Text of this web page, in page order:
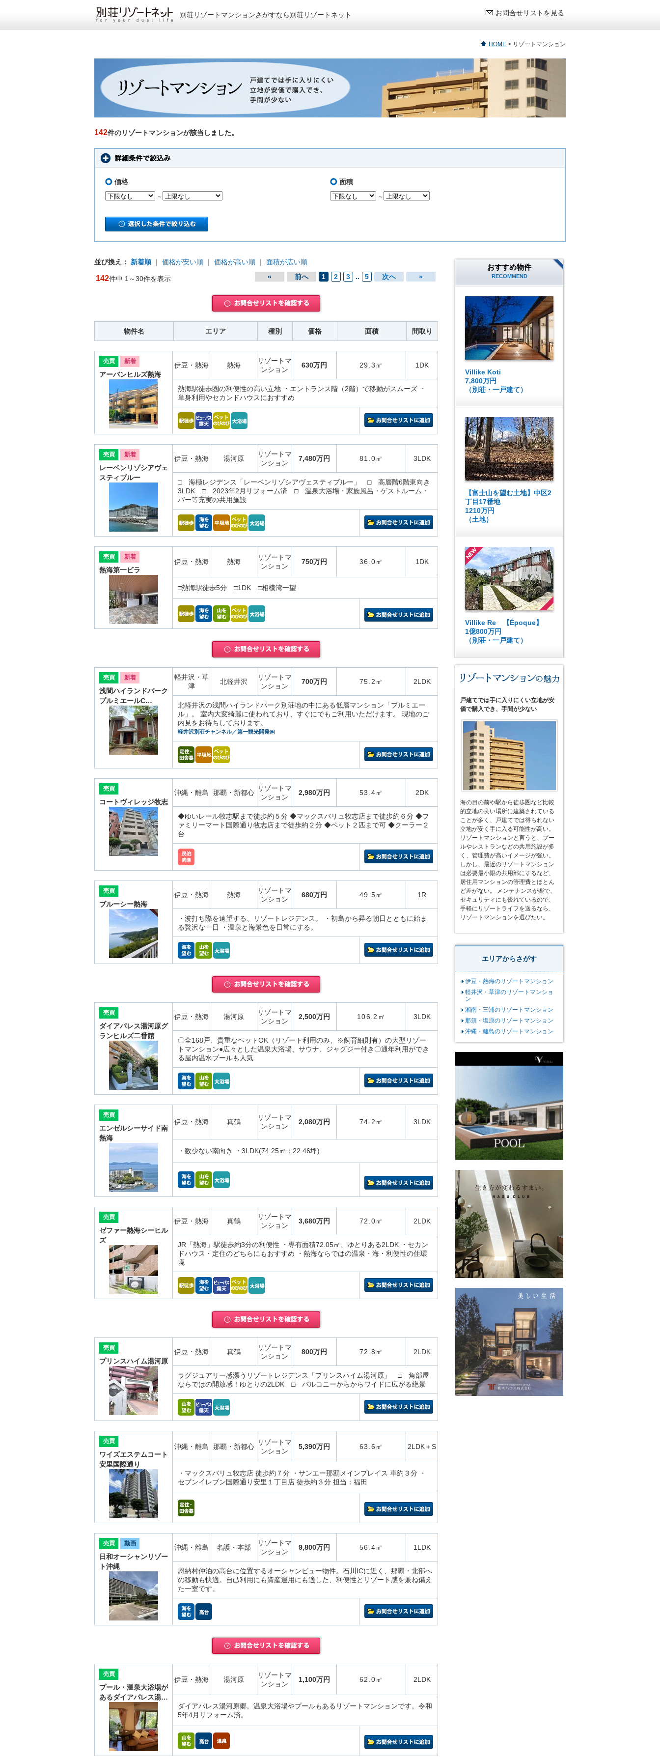
別荘リゾートマンションさがすなら別荘リゾートネット お問合せリストを見る
HOME > リゾートマンション
142件のリゾートマンションが該当しました。
価格
～
面積
～
並び換え： 新着順 ｜ 価格が安い順 ｜ 価格が高い順 ｜ 面積が広い順
142件中 1～30件を表示 « 前へ 1 2 3 .. 5 次へ »
物件名 エリア 種別 価格 面積 間取り
売買 新着
アーバンヒルズ熱海
伊豆・熱海 熱海
リゾートマ
ンション
630万円 29.3㎡ 1DK
熱海駅徒歩圏の利便性の高い立地 ・エントランス階（2階）で移動がスムーズ ・
単身利用やセカンドハウスにおすすめ
売買 新着
レーベンリゾシアヴェ
スティブルー
伊豆・熱海 湯河原
リゾートマ
ンション
7,480万円 81.0㎡ 3LDK
□ 海極レジデンス「レーベンリゾシアヴェスティブルー」 □ 高層階6階東向き
3LDK □ 2023年2月リフォーム済 □ 温泉大浴場・家族風呂・ゲストルーム・
バー等充実の共用施設
売買 新着
熱海第一ビラ
伊豆・熱海 熱海
リゾートマ
ンション
750万円 36.0㎡ 1DK
□熱海駅徒歩5分 □1DK □相模湾一望
売買 新着
浅間ハイランドパーク
プルミエールC…
軽井沢・草
津
北軽井沢
リゾートマ
ンション
700万円 75.2㎡ 2LDK
北軽井沢の浅間ハイランドパーク別荘地の中にある低層マンション「プルミエー
ル」。 室内大変綺麗に使われており、すぐにでもご利用いただけます。 現地のご
内見をお待ちしております。
軽井沢別荘チャンネル／第一観光開発㈱
売買
コートヴィレッジ牧志
沖縄・離島 那覇・新都心
リゾートマ
ンション
2,980万円 53.4㎡ 2DK
◆ゆいレール牧志駅まで徒歩約５分 ◆マックスバリュ牧志店まで徒歩約６分 ◆フ
ァミリーマート国際通り牧志店まで徒歩約２分 ◆ペット２匹まで可 ◆クーラー２
台
売買
ブルーシー熱海
伊豆・熱海 熱海
リゾートマ
ンション
680万円 49.5㎡ 1R
・波打ち際を遠望する、リゾートレジデンス。 ・初島から昇る朝日とともに始ま
る贅沢な一日 ・温泉と海景色を日常にする。
売買
ダイアパレス湯河原グ
ランヒルズ二番館
伊豆・熱海 湯河原
リゾートマ
ンション
2,500万円 106.2㎡ 3LDK
〇全168戸、貴重なペットOK（リゾート利用のみ、※飼育細則有）の大型リゾー
トマンション●広々とした温泉大浴場、サウナ、ジャグジー付き〇通年利用ができ
る屋内温水プールも人気
売買
エンゼルシーサイド南
熱海
伊豆・熱海 真鶴
リゾートマ
ンション
2,080万円 74.2㎡ 3LDK
・数少ない南向き ・3LDK(74.25㎡：22.46坪)
売買
ゼファー熱海シーヒル
ズ
伊豆・熱海 真鶴
リゾートマ
ンション
3,680万円 72.0㎡ 2LDK
JR「熱海」駅徒歩約3分の利便性 ・専有面積72.05㎡、ゆとりある2LDK ・セカン
ドハウス・定住のどちらにもおすすめ ・熱海ならではの温泉・海・利便性の住環
境
売買
プリンスハイム湯河原
伊豆・熱海 真鶴
リゾートマ
ンション
800万円 72.8㎡ 2LDK
ラグジュアリー感漂うリゾートレジデンス「プリンスハイム湯河原」 □ 角部屋
ならではの開放感！ゆとりの2LDK □ バルコニーからからワイドに広がる絶景
売買
ワイズエステムコート
安里国際通り
沖縄・離島 那覇・新都心
リゾートマ
ンション
5,390万円 63.6㎡ 2LDK＋S
・マックスバリュ牧志店 徒歩約７分 ・サンエー那覇メインプレイス 車約３分 ・
セブンイレブン国際通り安里１丁目店 徒歩約３分 担当：福田
売買 動画
日和オーシャンリゾー
ト沖縄
沖縄・離島 名護・本部
リゾートマ
ンション
9,800万円 56.4㎡ 1LDK
恩納村仲泊の高台に位置するオーシャンビュー物件。石川ICに近く、那覇・北部へ
の移動も快適。自己利用にも資産運用にも適した、利便性とリゾート感を兼ね備え
た一室です。
売買
プール・温泉大浴場が
あるダイアパレス湯…
伊豆・熱海 湯河原
リゾートマ
ンション
1,100万円 62.0㎡ 2LDK
ダイアパレス湯河原郷。温泉大浴場やプールもあるリゾートマンションです。令和
5年4月リフォーム済。
おすすめ物件
RECOMMEND
Villike Koti
7,800万円
（別荘・一戸建て）
【富士山を望む土地】中区2
丁目17番地
1210万円
（土地）
Villike Re 【Époque】
1億800万円
（別荘・一戸建て）
戸建てでは手に入りにくい立地が安
価で購入でき、手間が少ない
海の目の前や駅から徒歩圏など比較
的立地の良い場所に建築されている
ことが多く、戸建てでは得られない
立地が安く手に入る可能性が高い。
リゾートマンションと言うと、プー
ルやレストランなどの共用施設が多
く、管理費が高いイメージが強い。
しかし、最近のリゾートマンション
は必要最小限の共用部にするなど、
居住用マンションの管理費とほとん
ど差がない。 メンテナンスが楽で、
セキュリティにも優れているので、
手軽にリゾートライフを送るなら、
リゾートマンションを選びたい。
エリアからさがす
伊豆・熱海のリゾートマンション
軽井沢・草津のリゾートマンショ
ン
湘南・三浦のリゾートマンション
那須・塩原のリゾートマンション
沖縄・離島のリゾートマンション